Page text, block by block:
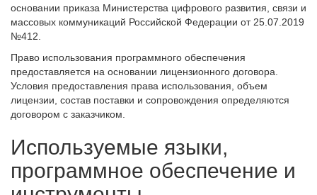
основании приказа Министерства цифрового развития, связи и
массовых коммуникаций Российской Федерации от 25.07.2019
№412.
Право использования программного обеспечения
предоставляется на основании лицензионного договора.
Условия предоставления права использования, объем
лицензии, состав поставки и сопровождения определяются
договором с заказчиком.
Используемые языки,
программное обеспечение и